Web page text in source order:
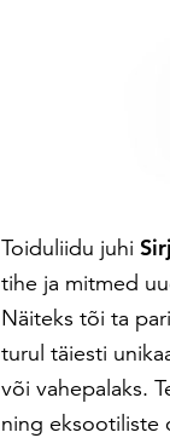
Toiduliidu juhi
tihe ja mitmed
Näiteks tõi ta
turul täiesti
või vahepalaks.
ning eksootiliste